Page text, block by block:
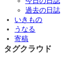
過去の日誌
いきもの
うなる
寄稿
タグクラウド